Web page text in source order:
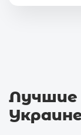
Лучшие